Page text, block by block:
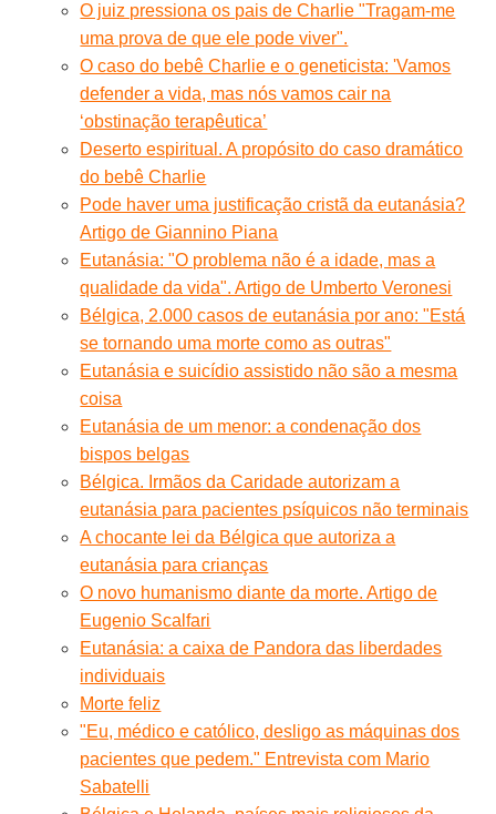
O juiz pressiona os pais de Charlie "Tragam-me
uma prova de que ele pode viver".
O caso do bebê Charlie e o geneticista: 'Vamos
defender a vida, mas nós vamos cair na
‘obstinação terapêutica’
Deserto espiritual. A propósito do caso dramático
do bebê Charlie
Pode haver uma justificação cristã da eutanásia?
Artigo de Giannino Piana
Eutanásia: "O problema não é a idade, mas a
qualidade da vida". Artigo de Umberto Veronesi
Bélgica, 2.000 casos de eutanásia por ano: "Está
se tornando uma morte como as outras"
Eutanásia e suicídio assistido não são a mesma
coisa
Eutanásia de um menor: a condenação dos
bispos belgas
Bélgica. Irmãos da Caridade autorizam a
eutanásia para pacientes psíquicos não terminais
A chocante lei da Bélgica que autoriza a
eutanásia para crianças
O novo humanismo diante da morte. Artigo de
Eugenio Scalfari
Eutanásia: a caixa de Pandora das liberdades
individuais
Morte feliz
"Eu, médico e católico, desligo as máquinas dos
pacientes que pedem." Entrevista com Mario
Sabatelli